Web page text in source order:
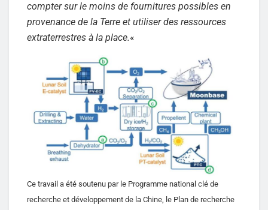
compter sur le moins de fournitures possibles en
provenance de la Terre et utiliser des ressources
extraterrestres à la place.«
Ce travail a été soutenu par le Programme national clé de
recherche et développement de la Chine, le Plan de recherche